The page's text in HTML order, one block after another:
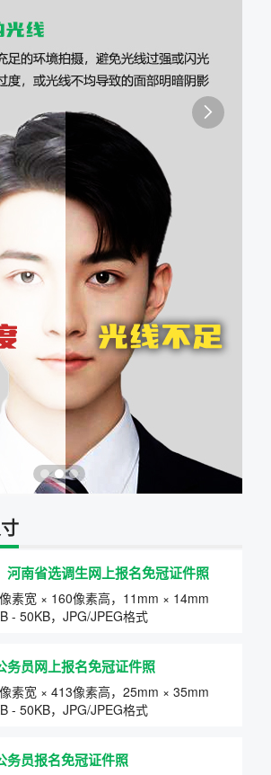
台

河南省选调生网上报名免冠证件照
素宽 × 160像素高，11mm × 14mm
- 50KB，JPG/JPEG格式
务员网上报名免冠证件照
素宽 × 413像素高，25mm × 35mm
- 50KB，JPG/JPEG格式
务员报名免冠证件照